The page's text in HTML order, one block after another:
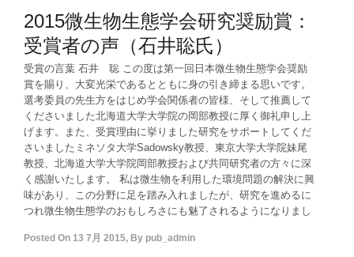
2015微生物生態学会研究奨励賞：
受賞者の声（石井聡氏）
受賞の言葉 石井 聡 この度は第一回日本微生物生態学会奨励
賞を賜り、大変光栄であるとともに身の引き締まる思いです。
選考委員の先生方をはじめ学会関係者の皆様、そして推薦して
くださいました北海道大学大学院の岡部教授に厚く御礼申し上
げます。また、受賞理由に挙りました研究をサポートしてくだ
さいましたミネソタ大学Sadowsky教授、東京大学大学院妹尾
教授、北海道大学大学院岡部教授および共同研究者の方々に深
く感謝いたします。 私は微生物を利用した環境問題の解決に興
味があり、この分野に足を踏み入れましたが、研究を進めるに
つれ微生物生態学のおもしろさにも魅了されるようになりまし
Posted On 13 7月 2015, By pub_admin